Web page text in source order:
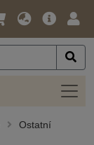
Jazyk
Měna
Hlavní
Ostatní